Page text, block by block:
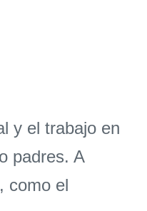
y el trabajo en
padres. A
como el